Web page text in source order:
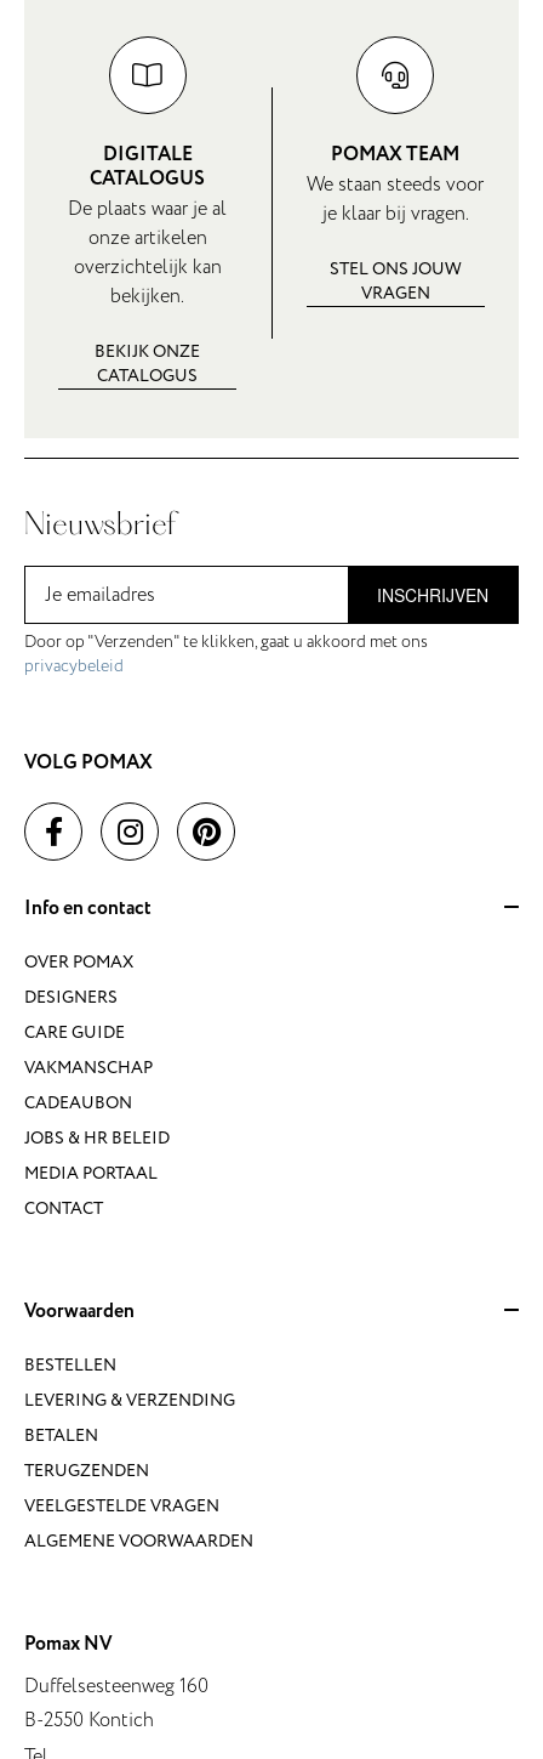
DIGITALE
CATALOGUS
De plaats waar je al
onze artikelen
overzichtelijk kan
bekijken.
BEKIJK ONZE
CATALOGUS
POMAX TEAM
We staan steeds voor
je klaar bij vragen.
STEL ONS JOUW
VRAGEN
Nieuwsbrief
INSCHRIJVEN
Door op "Verzenden" te klikken, gaat u akkoord met ons
privacybeleid
VOLG POMAX
Info en contact
OVER POMAX
DESIGNERS
CARE GUIDE
VAKMANSCHAP
CADEAUBON
JOBS & HR BELEID
MEDIA PORTAAL
CONTACT
Voorwaarden
BESTELLEN
LEVERING & VERZENDING
BETALEN
TERUGZENDEN
VEELGESTELDE VRAGEN
ALGEMENE VOORWAARDEN
Pomax NV
Duffelsesteenweg 160
B-2550 Kontich